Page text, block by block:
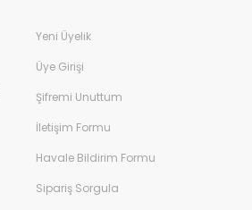
Yeni Üyelik
Üye Girişi
Şifremi Unuttum
İletişim Formu
Havale Bildirim Formu
Sipariş Sorgula